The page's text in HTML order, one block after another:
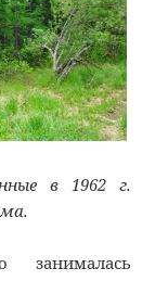
в 1962 г.
занималась